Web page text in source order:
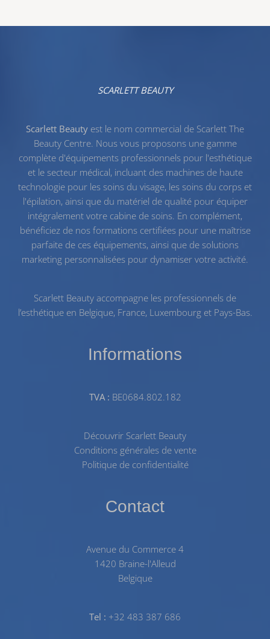
SCARLETT BEAUTY
Scarlett Beauty est le nom commercial de Scarlett The
Beauty Centre. Nous vous proposons une gamme
complète d'équipements professionnels pour l'esthétique
et le secteur médical, incluant des machines de haute
technologie pour les soins du visage, les soins du corps et
l'épilation, ainsi que du matériel de qualitépour équiper
intégralement votre cabine de soins. En complément,
bénéficiez de nos formations certifiéespour une maîtrise
parfaite de ces équipements, ainsi que de solutions
marketing personnalisées pour dynamiser votre activité.
Scarlett Beauty accompagne les professionnels de
l’esthétique en Belgique, France, Luxembourg et Pays-Bas.
Informations
TVA : BE0684.802.182
Découvrir Scarlett Beauty
Conditions générales de vente
Politique de confidentialité
Contact
Avenue du Commerce 4
1420 Braine-l'Alleud
Belgique
Tel : +32 483 387 686